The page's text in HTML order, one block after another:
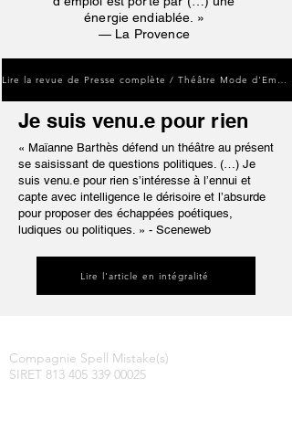
énergie endiablée. »
— La Provence
Lire la revue de Presse complète / Théâtre Mode d'Emploi
Je suis venu.e pour rien
« Maïanne Barthès défend un théâtre au présent
se saisissant de questions politiques. (…) Je
suis venu.e pour rien s’intéresse à l’ennui et
capte avec intelligence le dérisoire et l’absurde
pour proposer des échappées poétiques,
ludiques ou politiques. » - Sceneweb
Lire l'article en intégralité
Compagnie Spell Mistake(s)
SIRET 813 405 339 00025